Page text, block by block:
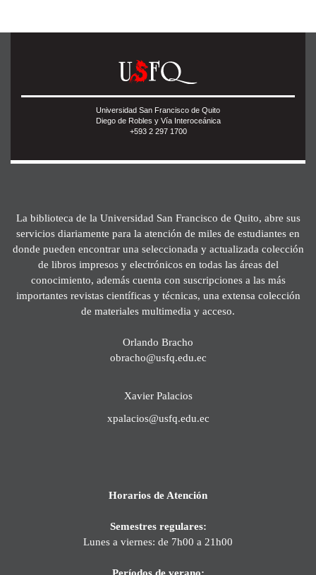
Universidad San Francisco de Quito
Diego de Robles y Vía Interoceánica
+593 2 297 1700
La biblioteca de la Universidad San Francisco de Quito, abre sus
servicios diariamente para la atención de miles de estudiantes en
donde pueden encontrar una seleccionada y actualizada colección
de libros impresos y electrónicos en todas las áreas del
conocimiento, además cuenta con suscripciones a las más
importantes revistas científicas y técnicas, una extensa colección
de materiales multimedia y acceso.
Orlando Bracho
obracho@usfq.edu.ec
Xavier Palacios
xpalacios@usfq.edu.ec
Horarios de Atención
Semestres regulares:
Lunes a viernes: de 7h00 a 21h00
Períodos de verano: